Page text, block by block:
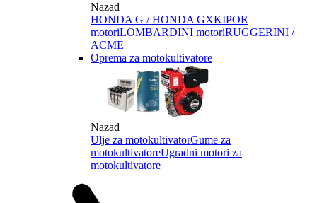
Nazad
HONDA G / HONDA GXKIPOR
motoriLOMBARDINI motoriRUGGERINI /
ACME
Oprema za motokultivatore
Nazad
Ulje za motokultivatorGume za
motokultivatoreUgradni motori za
motokultivatore